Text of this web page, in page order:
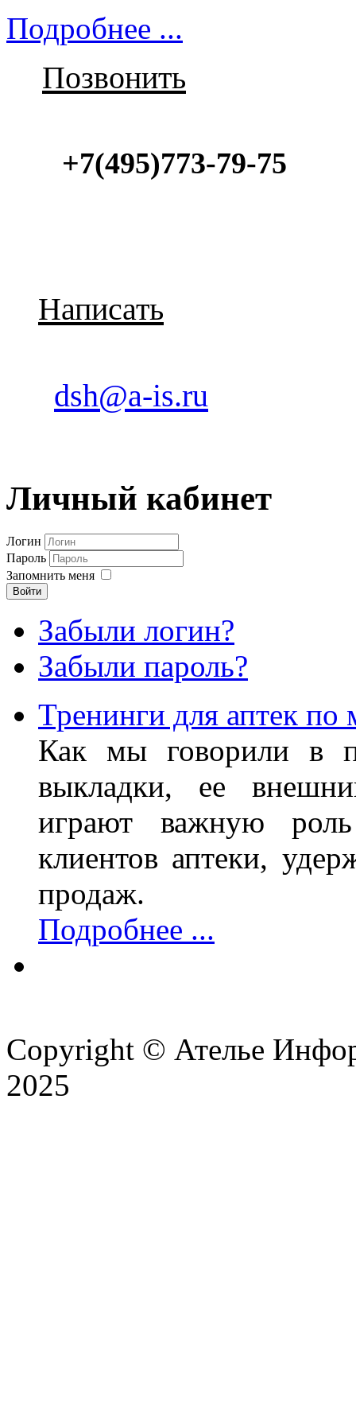
Подробнее ...
Позвонить
+7(495)773-79-75
Написать
dsh@a-is.ru
Личный кабинет
Логин
Пароль
Запомнить меня
Войти
Забыли логин?
Забыли пароль?
Тренинги для аптек по
Как мы говорили в
выкладки, ее
играют важную
клиентов аптеки,
продаж.
Подробнее ...
Copyright © Ателье
2025